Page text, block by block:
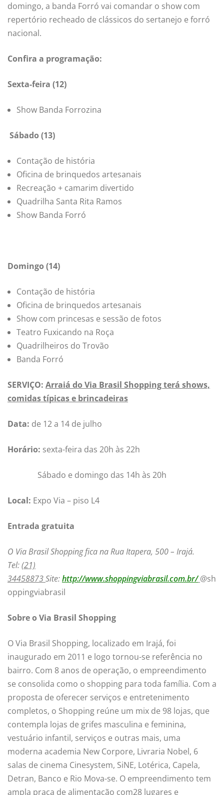
domingo, a banda Forró vai comandar o show com
repertório recheado de clássicos do sertanejo e forró
nacional.
Confira a programação:
Sexta-feira (12)
Show Banda Forrozina
Sábado (13)
Contação de história
Oficina de brinquedos artesanais
Recreação + camarim divertido
Quadrilha Santa Rita Ramos
Show Banda Forró
Domingo (14)
Contação de história
Oficina de brinquedos artesanais
Show com princesas e sessão de fotos
Teatro Fuxicando na Roça
Quadrilheiros do Trovão
Banda Forró
SERVIÇO: Arraiá do Via Brasil Shopping terá shows,
comidas típicas e brincadeiras
Data: de 12 a 14 de julho
Horário: sexta-feira das 20h às 22h
Sábado e domingo das 14h às 20h
Local: Expo Via – piso L4
Entrada gratuita
O Via Brasil Shopping fica na Rua Itapera, 500 – Irajá.
Tel:(21)
34458873Site:http://www.shoppingviabrasil.com.br/ @sh
oppingviabrasil
Sobre o Via Brasil Shopping
O Via Brasil Shopping, localizado em Irajá, foi
inaugurado em 2011 e logo tornou-se referência no
bairro. Com 8 anos de operação, o empreendimento
se consolida como o shopping para toda família. Com a
proposta de oferecer serviços e entretenimento
completos, o Shopping reúne um mix de 98 lojas, que
contempla lojas de grifes masculina e feminina,
vestuário infantil, serviços e outras mais, uma
moderna academia New Corpore, Livraria Nobel, 6
salas de cinema Cinesystem, SiNE, Lotérica, Capela,
Detran, Banco e Rio Mova-se. O empreendimento tem
ampla praça de alimentação com28 lugares e